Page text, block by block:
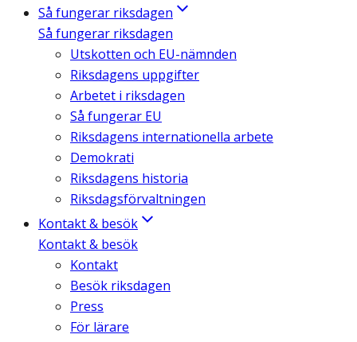
Så fungerar riksdagen
Så fungerar riksdagen
Utskotten och EU-nämnden
Riksdagens uppgifter
Arbetet i riksdagen
Så fungerar EU
Riksdagens internationella arbete
Demokrati
Riksdagens historia
Riksdagsförvaltningen
Kontakt & besök
Kontakt & besök
Kontakt
Besök riksdagen
Press
För lärare